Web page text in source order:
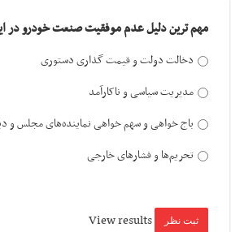
مهم ترین دلیل عدم موفقیت صنعت خودرو در
دخالت دولت و قیمت گذاری دستوری
مدیریت سیاسی و ناکارآمد
باج خواهی و سهم خواهی نماینده‌های مجلس و
تحریم‌ها و فشارهای خارجی
View results